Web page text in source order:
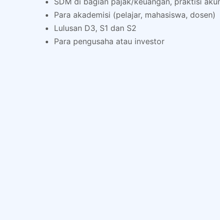
Para akademisi (pelajar, mahasiswa, dosen)
Lulusan D3, S1 dan S2
Para pengusaha atau investor